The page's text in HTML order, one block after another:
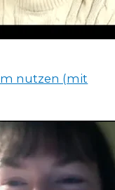
nutzen (mit